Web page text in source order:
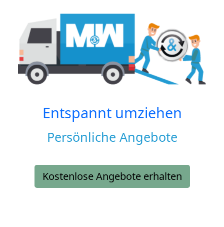
Entspannt umziehen
Persönliche Angebote
Kostenlose Angebote erhalten